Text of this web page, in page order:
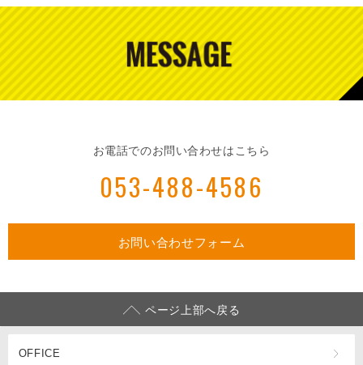
お電話でのお問い合わせはこちら
053-488-4586
お問い合わせフォーム
ページ上部へ戻る
OFFICE